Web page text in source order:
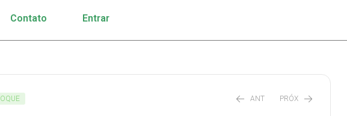
Contato Entrar
ANT PRÓX